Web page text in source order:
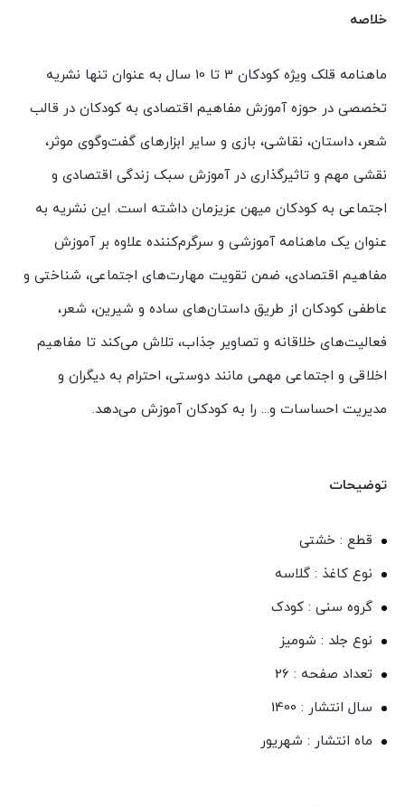
خلاصه
ماهنامه قلک ویژه کودکان 3 تا 10 سال به عنوان تنها نشریه
تخصصی در حوزه آموزش مفاهیم اقتصادی به کودکان در قالب
شعر، داستان، نقاشی، بازی و سایر ابزارهای گفت‌وگوی موثر،
نقشی مهم و تاثیرگذاری در آموزش سبک زندگی اقتصادی و
اجتماعی به کودکان میهن عزیزمان داشته است. این نشریه به
عنوان یک ماهنامه آموزشی و سرگرم‌کننده علاوه بر آموزش
مفاهیم اقتصادی، ضمن تقویت مهارت‌های اجتماعی، شناختی و
عاطفی کودکان از طریق داستان‌های ساده و شیرین، شعر،
فعالیت‌های خلاقانه و تصاویر جذاب، تلاش می‌کند تا مفاهیم
اخلاقی و اجتماعی مهمی مانند دوستی، احترام به دیگران و
مدیریت احساسات و... را به کودکان آموزش می‌دهد.
توضیحات
قطع : خشتی
نوع کاغذ : گلاسه
گروه سنی : کودک
نوع جلد : شومیز
تعداد صفحه : 26
سال انتشار : 1400
ماه انتشار : شهریور